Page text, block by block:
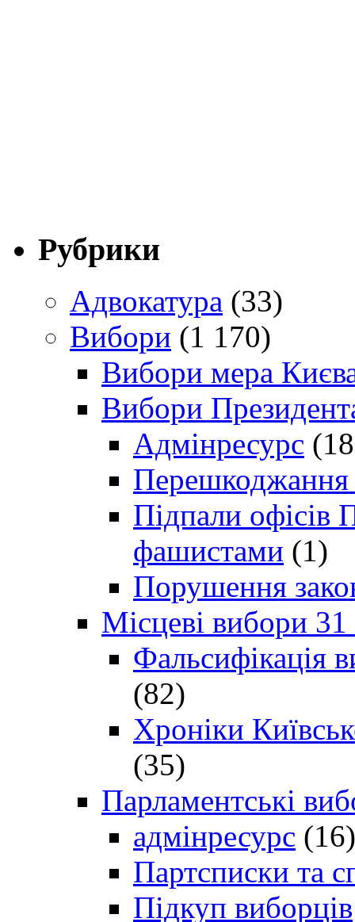
Рубрики
Адвокатура (33)
Вибори (1 170)
Вибори мера
Вибори
Адмінресурс
Перешкоджання
Підпали офісів
фашистами (1)
Порушення
Місцеві вибори
Фальсифікація
(82)
Хроніки
(35)
Парламентські
адмінресурс (16)
Партсписки та
Підкуп виборців